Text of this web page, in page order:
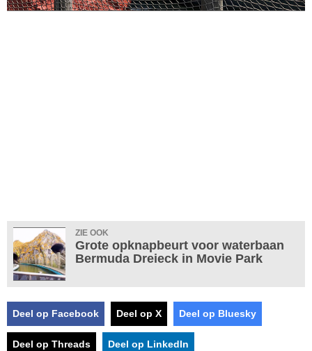
ZIE OOK
Grote opknapbeurt voor waterbaan
Bermuda Dreieck in Movie Park
Deel op Facebook Deel op X Deel op Bluesky
Deel op Threads Deel op LinkedIn